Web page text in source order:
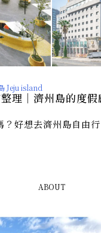
Jeju island
理｜濟州島的度假
？好想去濟州島自由
ABOUT